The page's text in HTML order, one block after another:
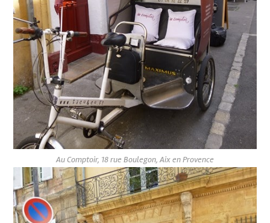
Au Comptoir, 18 rue Boulegon, Aix en Provence